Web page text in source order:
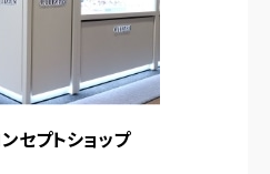
セプトショップ